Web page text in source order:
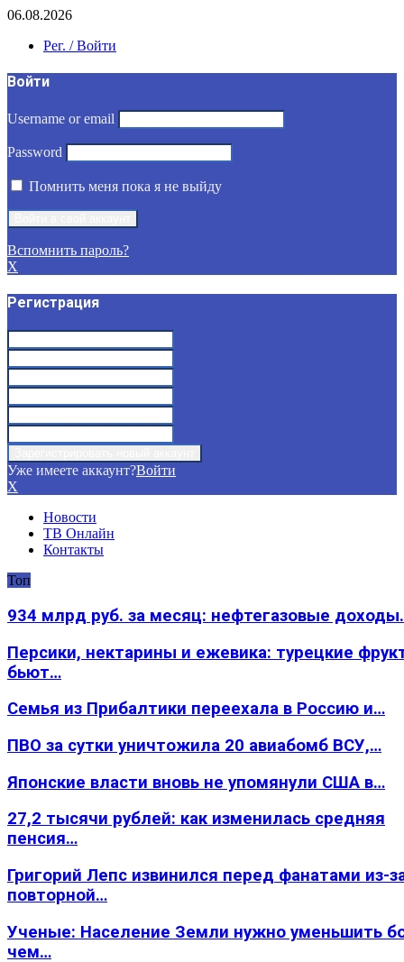
06.08.2026
Рег. / Войти
Войти
Username or email
Password
Помнить меня пока я не выйду
Вспомнить пароль?
X
Регистрация
Уже имеете аккаунт?Войти
X
Новости
ТВ Онлайн
Контакты
Топ
934 млрд руб. за месяц: нефтегазовые
Персики, нектарины и ежевика: турецкие
бьют…
Семья из Прибалтики переехала в Россию и…
ПВО за сутки уничтожила 20 авиабомб ВСУ,…
Японские власти вновь не упомянули США в…
27,2 тысячи рублей: как изменилась средняя
пенсия…
Григорий Лепс извинился перед фанатами из-
повторной…
Ученые: Население Земли нужно уменьшить
чем…